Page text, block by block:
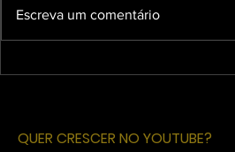
Escreva um comentário
QUER CRESCER NO YOUTUBE?